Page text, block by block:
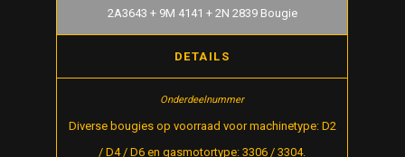
2A3643 + 9M 4141 + 2N 2839 Bougie
DETAILS
Diverse bougies op voorraad voor machinetype: D2
/ D4 / D6 en gasmotortype: 3306 / 3304.